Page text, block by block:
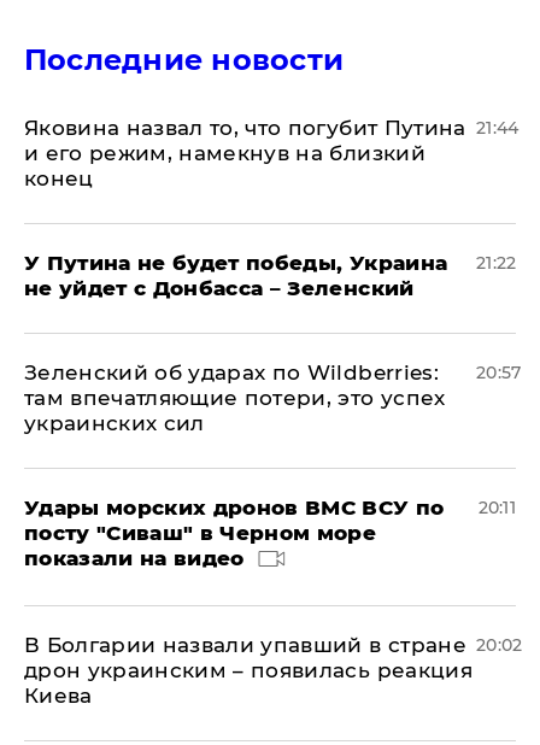
Последние новости
Яковина назвал то, что погубит Путина
и его режим, намекнув на близкий
конец
21:44
У Путина не будет победы, Украина
не уйдет с Донбасса – Зеленский
21:22
Зеленский об ударах по Wildberries:
там впечатляющие потери, это успех
украинских сил
20:57
Удары морских дронов ВМС ВСУ по
посту "Сиваш" в Черном море
показали на видео
20:11
В Болгарии назвали упавший в стране
дрон украинским – появилась реакция
Киева
20:02